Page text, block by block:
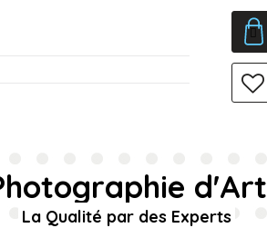
d'Art
La Qualité par des Experts